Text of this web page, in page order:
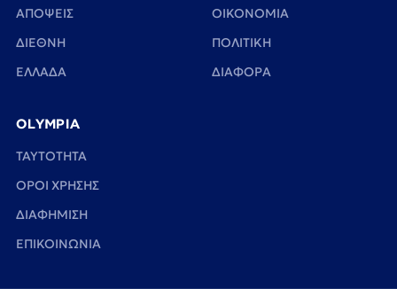
ΑΠΟΨΕΙΣ
ΔΙΕΘΝΗ
ΕΛΛΑΔΑ
ΟΙΚΟΝΟΜΙΑ
ΠΟΛΙΤΙΚΗ
ΔΙΑΦΟΡΑ
OLYMPIA
TAYTOTHTA
ΟΡΟΙ ΧΡΗΣΗΣ
ΔΙΑΦΗΜΙΣΗ
ΕΠΙΚΟΙΝΩΝΙΑ